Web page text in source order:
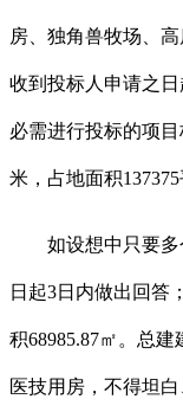
房、独角兽牧场、
收到投标人申请之
必需进行投标的项
米，占地面积
如设想中只要多
日起3日内做出回答
积68985.87㎡。总
医技用房，不得坦